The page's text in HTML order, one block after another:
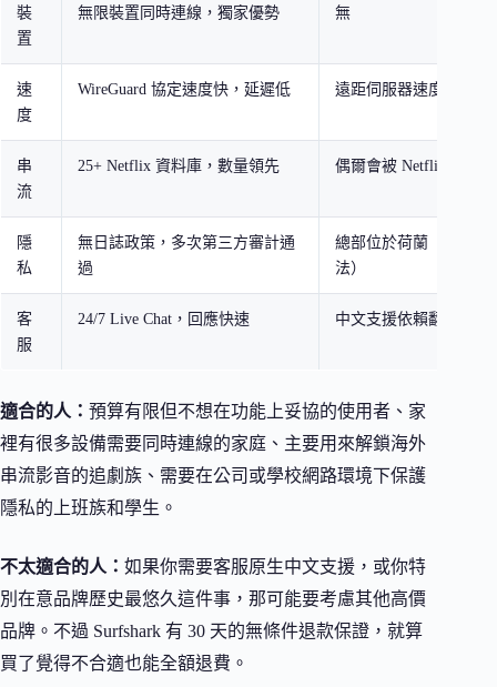
裝
置
無限裝置同時連線，獨家優勢 無
速
度
WireGuard 協定速度快，延遲低 遠距伺服器速度下降較
串
流
25+ Netflix 資料庫，數量領先 偶爾會被 Netflix 偵測
隱
私
無日誌政策，多次第三方審計通
過
總部位於荷蘭（歐盟資
法）
客
服
24/7 Live Chat，回應快速 中文支援依賴翻譯工具
適合的人： 預算有限但不想在功能上妥協的使用者、家
裡有很多設備需要同時連線的家庭、主要用來解鎖海外
串流影音的追劇族、需要在公司或學校網路環境下保護
隱私的上班族和學生。
不太適合的人： 如果你需要客服原生中文支援，或你特
別在意品牌歷史最悠久這件事，那可能要考慮其他高價
品牌。不過 Surfshark 有 30 天的無條件退款保證，就算
買了覺得不合適也能全額退費。